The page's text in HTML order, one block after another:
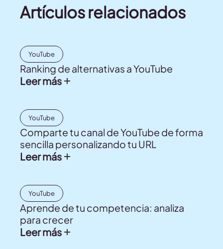
Artículos relacionados
YouTube
Ranking de alternativas a YouTube
Leer más
YouTube
Comparte tu canal de YouTube de forma
sencilla personalizando tu URL
Leer más
YouTube
Aprende de tu competencia: analiza
para crecer
Leer más